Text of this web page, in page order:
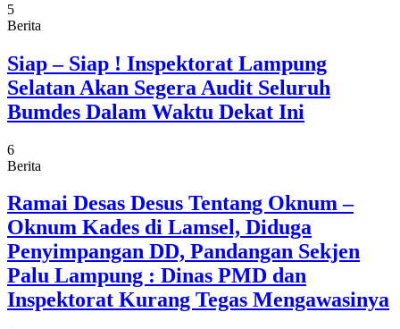
5
Berita
Siap – Siap ! Inspektorat Lampung
Selatan Akan Segera Audit Seluruh
Bumdes Dalam Waktu Dekat Ini
6
Berita
Ramai Desas Desus Tentang Oknum –
Oknum Kades di Lamsel, Diduga
Penyimpangan DD, Pandangan Sekjen
Palu Lampung : Dinas PMD dan
Inspektorat Kurang Tegas Mengawasinya